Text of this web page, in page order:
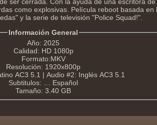
como explosivas. Película reboot basada en
y la serie de televisión "Police Squad!".
Información General
Año: 2025
Calidad: HD 1080p
Formato:MKV
Resolución: 1920x800p
AC3 5.1 | Audio #2: Inglés AC3 5.1
Subtitulos: … Español
Tamaño: 3.40 GB